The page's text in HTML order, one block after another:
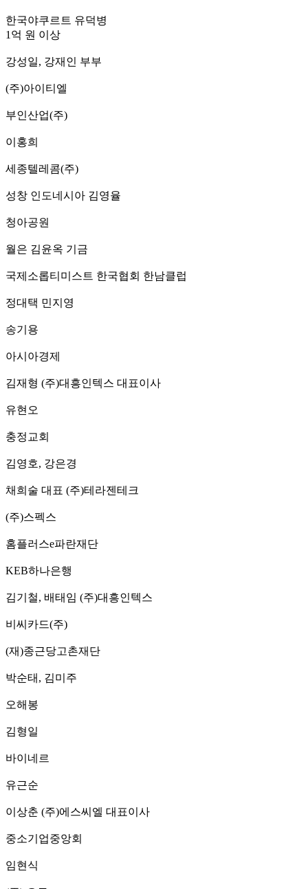
한국야쿠르트 유덕병
1억 원 이상
강성일, 강재인 부부
(주)아이티엘
부인산업(주)
이홍희
세종텔레콤(주)
성창 인도네시아 김영율
청아공원
월은 김윤옥 기금
국제소롭티미스트 한국협회 한남클럽
정대택 민지영
송기용
아시아경제
김재형 (주)대흥인텍스 대표이사
유현오
충정교회
김영호, 강은경
채희술 대표 (주)테라젠테크
(주)스펙스
홈플러스e파란재단
KEB하나은행
김기철, 배태임 (주)대흥인텍스
비씨카드(주)
(재)종근당고촌재단
박순태, 김미주
오해봉
김형일
바이네르
유근순
이상춘 (주)에스씨엘 대표이사
중소기업중앙회
임현식